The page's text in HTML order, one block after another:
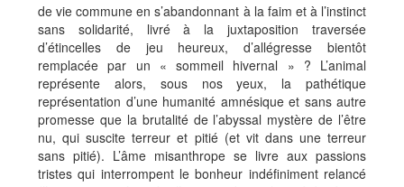
de vie commune en s’abandonnant à la faim et à l’instinct
sans solidarité, livré à la juxtaposition traversée
d’étincelles de jeu heureux, d’allégresse bientôt
remplacée par un « sommeil hivernal » ? L’animal
représente alors, sous nos yeux, la pathétique
représentation d’une humanité amnésique et sans autre
promesse que la brutalité de l’abyssal mystère de l’être
nu, qui suscite terreur et pitié (et vit dans une terreur
sans pitié). L’âme misanthrope se livre aux passions
tristes qui interrompent le bonheur indéfiniment relancé